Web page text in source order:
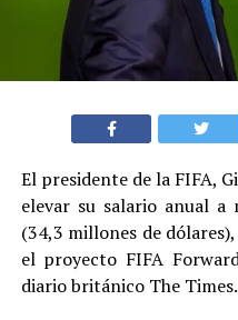
El presidente de la FIFA,
elevar su salario anual a
(34,3 millones de
el proyecto FIFA
diario británico The Times.